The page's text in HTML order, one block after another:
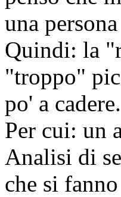
una
Quindi: la
"troppo"
po' a cadere.
Per cui: un
Analisi di
che si